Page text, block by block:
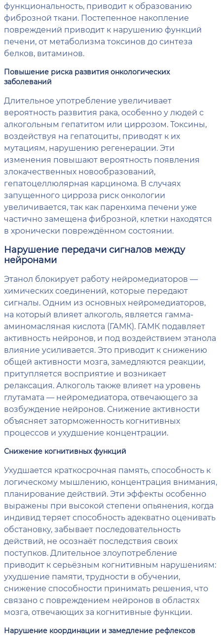
функциональность, приводит к образованию
фиброзной ткани. Постепенное накопление
повреждений приводит к нарушению функций
печени, от метаболизма токсинов до синтеза
белков, витаминов.
Повышение риска развития онкологических
заболеваний
Длительное употребление увеличивает
вероятность развития рака, особенно у людей с
алкогольным гепатитом или циррозом. Токсины,
воздействуя на гепатоциты, приводят к их
мутациям, нарушению регенерации. Эти
изменения повышают вероятность появления
злокачественных новообразований,
гепатоцеллюлярная карцинома. В случаях
запущенного цирроза риск онкологии
увеличивается, так как паренхима печени уже
частично замещена фиброзной, клетки находятся
в хронически повреждённом состоянии.
Нарушение передачи сигналов между
нейронами
Этанол блокирует работу нейромедиаторов —
химических соединений, которые передают
сигналы. Одним из основных нейромедиаторов,
на который влияет алкоголь, является гамма-
аминомасляная кислота (ГАМК). ГАМК подавляет
активность нейронов, и под воздействием этанола
влияние усиливается. Это приводит к снижению
общей активности мозга, замедляются реакции,
притупляется восприятие и возникает
релаксация. Алкоголь также влияет на уровень
глутамата — нейромедиатора, отвечающего за
возбуждение нейронов. Снижение активности
объясняет заторможенность когнитивных
процессов и ухудшение концентрации.
Снижение когнитивных функций
Ухудшается краткосрочная память, способность к
логическому мышлению, концентрация внимания,
планирование действий. Эти эффекты особенно
выражены при высокой степени опьянения, когда
индивид теряет способность адекватно оценивать
обстановку, забывает последовательность
действий, не осознаёт последствия своих
поступков. Длительное злоупотребление
приводит к серьёзным когнитивным нарушениям:
ухудшение памяти, трудности в обучении,
снижение способности принимать решения, что
связано с повреждением нейронов в областях
мозга, отвечающих за когнитивные функции.
Нарушение координации и замедление рефлексов